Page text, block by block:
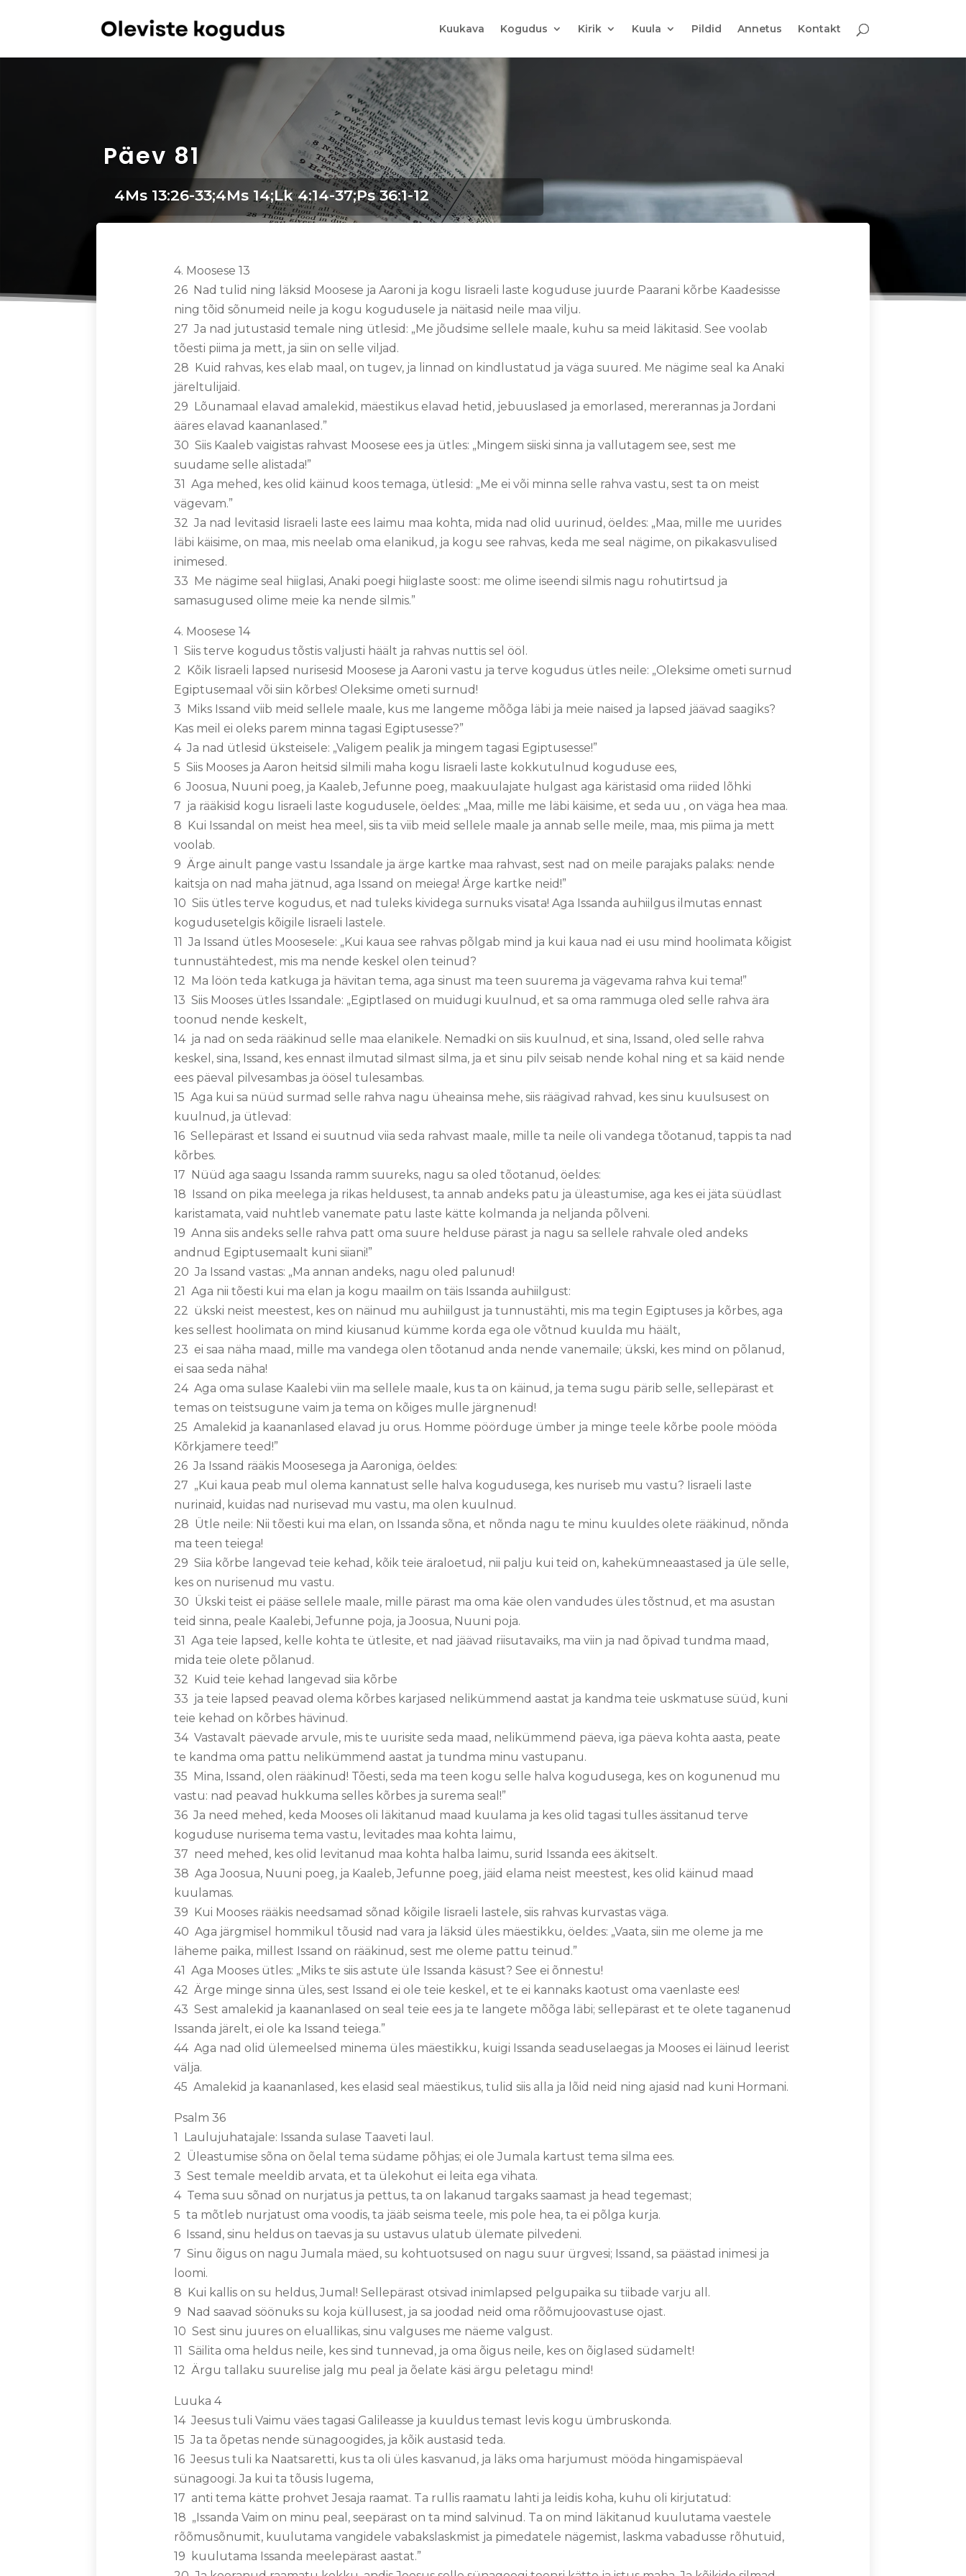
Kuukava Kogudus Kirik Kuula Pildid Annetus Kontakt
Päev 81
4Ms 13:26-33;4Ms 14;Lk 4:14-37;Ps 36:1-12
4. Moosese 13
26 Nad tulid ning läksid Moosese ja Aaroni ja kogu Iisraeli laste koguduse juurde Paarani kõrbe Kaadesisse
ning tõid sõnumeid neile ja kogu kogudusele ja näitasid neile maa vilju.
27 Ja nad jutustasid temale ning ütlesid: „Me jõudsime sellele maale, kuhu sa meid läkitasid. See voolab
tõesti piima ja mett, ja siin on selle viljad.
28 Kuid rahvas, kes elab maal, on tugev, ja linnad on kindlustatud ja väga suured. Me nägime seal ka Anaki
järeltulijaid.
29 Lõunamaal elavad amalekid, mäestikus elavad hetid, jebuuslased ja emorlased, mererannas ja Jordani
ääres elavad kaananlased.”
30 Siis Kaaleb vaigistas rahvast Moosese ees ja ütles: „Mingem siiski sinna ja vallutagem see, sest me
suudame selle alistada!”
31 Aga mehed, kes olid käinud koos temaga, ütlesid: „Me ei või minna selle rahva vastu, sest ta on meist
vägevam.”
32 Ja nad levitasid Iisraeli laste ees laimu maa kohta, mida nad olid uurinud, öeldes: „Maa, mille me uurides
läbi käisime, on maa, mis neelab oma elanikud, ja kogu see rahvas, keda me seal nägime, on pikakasvulised
inimesed.
33 Me nägime seal hiiglasi, Anaki poegi hiiglaste soost: me olime iseendi silmis nagu rohutirtsud ja
samasugused olime meie ka nende silmis.”
4. Moosese 14
1 Siis terve kogudus tõstis valjusti häält ja rahvas nuttis sel ööl.
2 Kõik Iisraeli lapsed nurisesid Moosese ja Aaroni vastu ja terve kogudus ütles neile: „Oleksime ometi surnud
Egiptusemaal või siin kõrbes! Oleksime ometi surnud!
3 Miks Issand viib meid sellele maale, kus me langeme mõõga läbi ja meie naised ja lapsed jäävad saagiks?
Kas meil ei oleks parem minna tagasi Egiptusesse?”
4 Ja nad ütlesid üksteisele: „Valigem pealik ja mingem tagasi Egiptusesse!”
5 Siis Mooses ja Aaron heitsid silmili maha kogu Iisraeli laste kokkutulnud koguduse ees,
6 Joosua, Nuuni poeg, ja Kaaleb, Jefunne poeg, maakuulajate hulgast aga käristasid oma riided lõhki
7 ja rääkisid kogu Iisraeli laste kogudusele, öeldes: „Maa, mille me läbi käisime, et seda uu , on väga hea maa.
8 Kui Issandal on meist hea meel, siis ta viib meid sellele maale ja annab selle meile, maa, mis piima ja mett
voolab.
9 Ärge ainult pange vastu Issandale ja ärge kartke maa rahvast, sest nad on meile parajaks palaks: nende
kaitsja on nad maha jätnud, aga Issand on meiega! Ärge kartke neid!”
10 Siis ütles terve kogudus, et nad tuleks kividega surnuks visata! Aga Issanda auhiilgus ilmutas ennast
kogudusetelgis kõigile Iisraeli lastele.
11 Ja Issand ütles Moosesele: „Kui kaua see rahvas põlgab mind ja kui kaua nad ei usu mind hoolimata kõigist
tunnustähtedest, mis ma nende keskel olen teinud?
12 Ma löön teda katkuga ja hävitan tema, aga sinust ma teen suurema ja vägevama rahva kui tema!”
13 Siis Mooses ütles Issandale: „Egiptlased on muidugi kuulnud, et sa oma rammuga oled selle rahva ära
toonud nende keskelt,
14 ja nad on seda rääkinud selle maa elanikele. Nemadki on siis kuulnud, et sina, Issand, oled selle rahva
keskel, sina, Issand, kes ennast ilmutad silmast silma, ja et sinu pilv seisab nende kohal ning et sa käid nende
ees päeval pilvesambas ja öösel tulesambas.
15 Aga kui sa nüüd surmad selle rahva nagu üheainsa mehe, siis räägivad rahvad, kes sinu kuulsusest on
kuulnud, ja ütlevad:
16 Sellepärast et Issand ei suutnud viia seda rahvast maale, mille ta neile oli vandega tõotanud, tappis ta nad
kõrbes.
17 Nüüd aga saagu Issanda ramm suureks, nagu sa oled tõotanud, öeldes:
18 Issand on pika meelega ja rikas heldusest, ta annab andeks patu ja üleastumise, aga kes ei jäta süüdlast
karistamata, vaid nuhtleb vanemate patu laste kätte kolmanda ja neljanda põlveni.
19 Anna siis andeks selle rahva patt oma suure helduse pärast ja nagu sa sellele rahvale oled andeks
andnud Egiptusemaalt kuni siiani!”
20 Ja Issand vastas: „Ma annan andeks, nagu oled palunud!
21 Aga nii tõesti kui ma elan ja kogu maailm on täis Issanda auhiilgust:
22 ükski neist meestest, kes on näinud mu auhiilgust ja tunnustähti, mis ma tegin Egiptuses ja kõrbes, aga
kes sellest hoolimata on mind kiusanud kümme korda ega ole võtnud kuulda mu häält,
23 ei saa näha maad, mille ma vandega olen tõotanud anda nende vanemaile; ükski, kes mind on põlanud,
ei saa seda näha!
24 Aga oma sulase Kaalebi viin ma sellele maale, kus ta on käinud, ja tema sugu pärib selle, sellepärast et
temas on teistsugune vaim ja tema on kõiges mulle järgnenud!
25 Amalekid ja kaananlased elavad ju orus. Homme pöörduge ümber ja minge teele kõrbe poole mööda
Kõrkjamere teed!”
26 Ja Issand rääkis Moosesega ja Aaroniga, öeldes:
27 „Kui kaua peab mul olema kannatust selle halva kogudusega, kes nuriseb mu vastu? Iisraeli laste
nurinaid, kuidas nad nurisevad mu vastu, ma olen kuulnud.
28 Ütle neile: Nii tõesti kui ma elan, on Issanda sõna, et nõnda nagu te minu kuuldes olete rääkinud, nõnda
ma teen teiega!
29 Siia kõrbe langevad teie kehad, kõik teie äraloetud, nii palju kui teid on, kahekümneaastased ja üle selle,
kes on nurisenud mu vastu.
30 Ükski teist ei pääse sellele maale, mille pärast ma oma käe olen vandudes üles tõstnud, et ma asustan
teid sinna, peale Kaalebi, Jefunne poja, ja Joosua, Nuuni poja.
31 Aga teie lapsed, kelle kohta te ütlesite, et nad jäävad riisutavaiks, ma viin ja nad õpivad tundma maad,
mida teie olete põlanud.
32 Kuid teie kehad langevad siia kõrbe
33 ja teie lapsed peavad olema kõrbes karjased nelikümmend aastat ja kandma teie uskmatuse süüd, kuni
teie kehad on kõrbes hävinud.
34 Vastavalt päevade arvule, mis te uurisite seda maad, nelikümmend päeva, iga päeva kohta aasta, peate
te kandma oma pattu nelikümmend aastat ja tundma minu vastupanu.
35 Mina, Issand, olen rääkinud! Tõesti, seda ma teen kogu selle halva kogudusega, kes on kogunenud mu
vastu: nad peavad hukkuma selles kõrbes ja surema seal!”
36 Ja need mehed, keda Mooses oli läkitanud maad kuulama ja kes olid tagasi tulles ässitanud terve
koguduse nurisema tema vastu, levitades maa kohta laimu,
37 need mehed, kes olid levitanud maa kohta halba laimu, surid Issanda ees äkitselt.
38 Aga Joosua, Nuuni poeg, ja Kaaleb, Jefunne poeg, jäid elama neist meestest, kes olid käinud maad
kuulamas.
39 Kui Mooses rääkis needsamad sõnad kõigile Iisraeli lastele, siis rahvas kurvastas väga.
40 Aga järgmisel hommikul tõusid nad vara ja läksid üles mäestikku, öeldes: „Vaata, siin me oleme ja me
läheme paika, millest Issand on rääkinud, sest me oleme pattu teinud.”
41 Aga Mooses ütles: „Miks te siis astute üle Issanda käsust? See ei õnnestu!
42 Ärge minge sinna üles, sest Issand ei ole teie keskel, et te ei kannaks kaotust oma vaenlaste ees!
43 Sest amalekid ja kaananlased on seal teie ees ja te langete mõõga läbi; sellepärast et te olete taganenud
Issanda järelt, ei ole ka Issand teiega.”
44 Aga nad olid ülemeelsed minema üles mäestikku, kuigi Issanda seaduselaegas ja Mooses ei läinud leerist
välja.
45 Amalekid ja kaananlased, kes elasid seal mäestikus, tulid siis alla ja lõid neid ning ajasid nad kuni Hormani.
Psalm 36
1 Laulujuhatajale: Issanda sulase Taaveti laul.
2 Üleastumise sõna on õelal tema südame põhjas; ei ole Jumala kartust tema silma ees.
3 Sest temale meeldib arvata, et ta ülekohut ei leita ega vihata.
4 Tema suu sõnad on nurjatus ja pettus, ta on lakanud targaks saamast ja head tegemast;
5 ta mõtleb nurjatust oma voodis, ta jääb seisma teele, mis pole hea, ta ei põlga kurja.
6 Issand, sinu heldus on taevas ja su ustavus ulatub ülemate pilvedeni.
7 Sinu õigus on nagu Jumala mäed, su kohtuotsused on nagu suur ürgvesi; Issand, sa päästad inimesi ja
loomi.
8 Kui kallis on su heldus, Jumal! Sellepärast otsivad inimlapsed pelgupaika su tiibade varju all.
9 Nad saavad söönuks su koja küllusest, ja sa joodad neid oma rõõmujoovastuse ojast.
10 Sest sinu juures on eluallikas, sinu valguses me näeme valgust.
11 Säilita oma heldus neile, kes sind tunnevad, ja oma õigus neile, kes on õiglased südamelt!
12 Ärgu tallaku suurelise jalg mu peal ja õelate käsi ärgu peletagu mind!
Luuka 4
14 Jeesus tuli Vaimu väes tagasi Galileasse ja kuuldus temast levis kogu ümbruskonda.
15 Ja ta õpetas nende sünagoogides, ja kõik austasid teda.
16 Jeesus tuli ka Naatsaretti, kus ta oli üles kasvanud, ja läks oma harjumust mööda hingamispäeval
sünagoogi. Ja kui ta tõusis lugema,
17 anti tema kätte prohvet Jesaja raamat. Ta rullis raamatu lahti ja leidis koha, kuhu oli kirjutatud:
18 „Issanda Vaim on minu peal, seepärast on ta mind salvinud. Ta on mind läkitanud kuulutama vaestele
rõõmusõnumit, kuulutama vangidele vabakslaskmist ja pimedatele nägemist, laskma vabadusse rõhutuid,
19 kuulutama Issanda meelepärast aastat.”